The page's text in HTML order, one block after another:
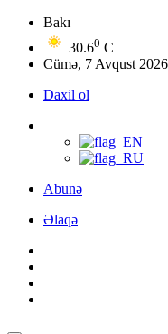
Bakı
30.60 C
Cümə, 7 Avqust 2026
Daxil ol
Abunə
Əlaqə